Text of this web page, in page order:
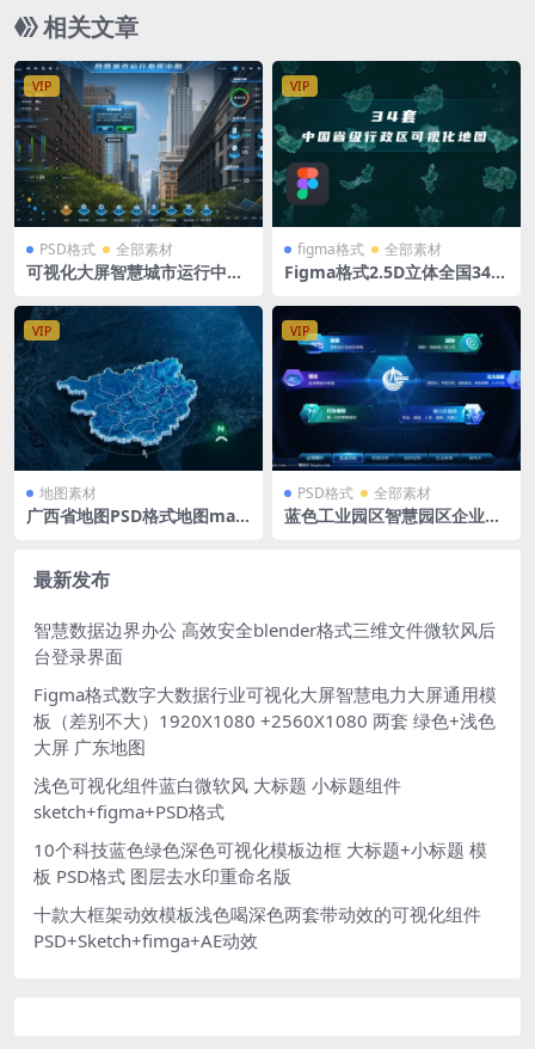
相关文章
VIP
PSD格式 全部素材
可视化大屏智慧城市运行中心
VIP
figma格式 全部素材
Figma格式2.5D立体全国34省
VIP
地图素材
广西省地图PSD格式地图map
VIP
PSD格式 全部素材
蓝色工业园区智慧园区企业文
最新发布
智慧数据边界办公 高效安全blender格式三维文件微软风后
台登录界面
Figma格式数字大数据行业可视化大屏智慧电力大屏通用模
板（差别不大）1920X1080 +2560X1080 两套 绿色+浅色
大屏 广东地图
浅色可视化组件蓝白微软风 大标题 小标题组件
sketch+figma+PSD格式
10个科技蓝色绿色深色可视化模板边框 大标题+小标题 模
板 PSD格式 图层去水印重命名版
十款大框架动效模板浅色喝深色两套带动效的可视化组件
PSD+Sketch+fimga+AE动效